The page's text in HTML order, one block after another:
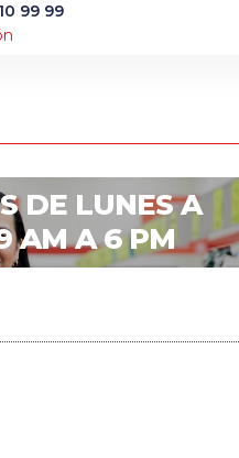
99 99
DE LUNES A
AM A 6 PM